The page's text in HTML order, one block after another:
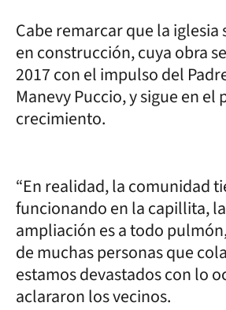
Cabe remarcar que la iglesia
en construcción, cuya obra
2017 con el impulso del
Manevy Puccio, y sigue en el
crecimiento.
“En realidad, la comunidad
funcionando en la capillita,
ampliación es a todo
de muchas personas que
estamos devastados con lo
aclararon los vecinos.